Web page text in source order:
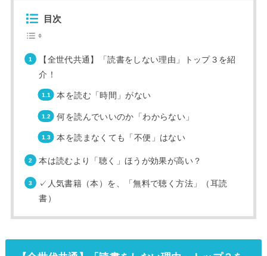
目次
【全世代共通】「読書をしない理由」トップ３を紹
介！
本を読む「時間」がない
何を読んでいいのか「わからない」
本を読まなくても「不便」はない
本は読むより「聴く」ほうが効果が高い？
✓人気書籍（本）を、「無料で聴く方法」（耳読
書）